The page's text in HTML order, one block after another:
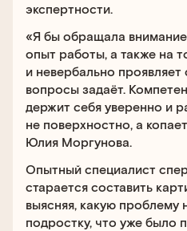
экспертности.
«Я бы обращала внимание
опыт работы, а также на
и невербально проявляет
вопросы задаёт.
держит себя уверенно и
не поверхностно, а
Юлия Моргунова.
Опытный специалист
старается составить
выясняя, какую проблему
подростку, что уже было